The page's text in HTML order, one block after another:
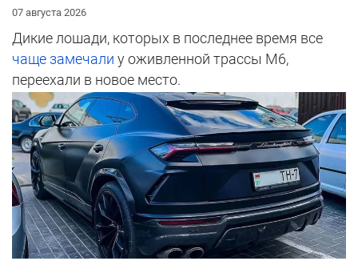
07 августа 2026
Дикие лошади, которых в последнее время все
чаще замечали у оживленной трассы М6,
переехали в новое место.